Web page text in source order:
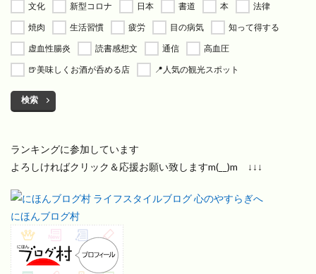
文化
新型コロナ 日本 書道 本
法律
焼肉
生活習慣 疲労 目の病気
知って得する
虚血性腸炎
読書感想文 通信
高血圧
🍺美味しくお酒が呑める店
📍人気の観光スポット
検索
ランキングに参加しています
よろしければクリック＆応援お願い致しますm(__)m ↓↓↓
にほんブログ村